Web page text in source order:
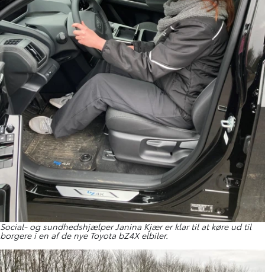
Social- og sundhedshjælper Janina Kjær er klar til at køre ud til
borgere i en af de nye Toyota bZ4X elbiler.